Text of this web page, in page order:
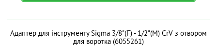
Адаптер для інструменту Sigma 3/8"(F) - 1/2"(M) CrV з отвором
для воротка (6055261)